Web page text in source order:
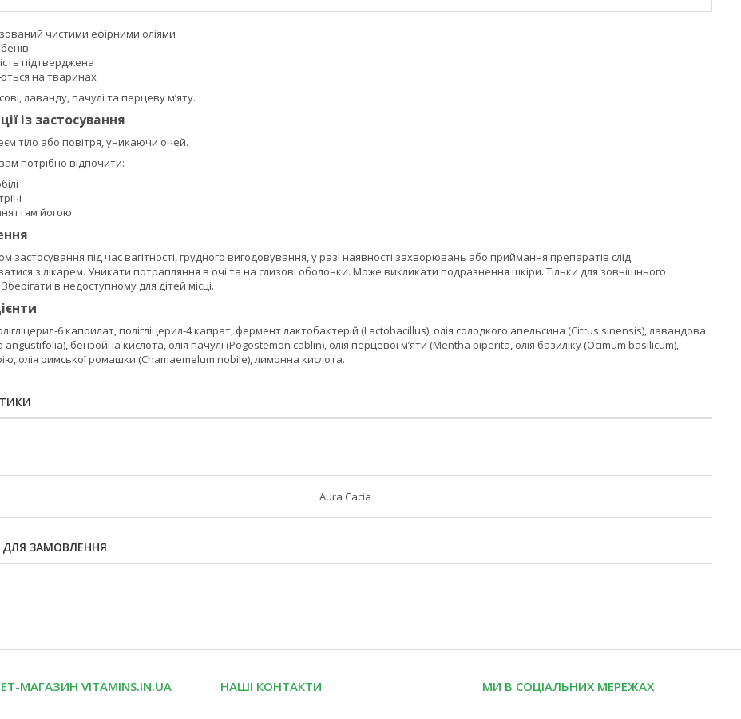
чистими ефірними оліями
підтверджена
на тваринах
лаванду, пачулі та перцеву м’яту.
із застосування
тіло або повітря, уникаючи очей.
потрібно відпочити:
йогою
застосування під час вагітності, грудного вигодовування, у разі наявності захворювань або приймання препаратів слід
з лікарем. Уникати потрапляння в очі та на слизові оболонки. Може викликати подразнення шкіри. Тільки для зовнішнього
в недоступному для дітей місці.
6 каприлат, полігліцерил-4 капрат, фермент лактобактерій (Lactobacillus), олія солодкого апельсина (Citrus sinensis), лавандова
angustifolia), бензойна кислота, олія пачулі (Pogostemon cablin), олія перцевої м’яти (Mentha piperita, олія базиліку (Ocimum basilicum),
олія римської ромашки (Chamaemelum nobile), лимонна кислота.
Aura Cacia
ДЛЯ ЗАМОВЛЕННЯ
МАГАЗИН VITAMINS.IN.UA НАШІ КОНТАКТИ МИ В СОЦІАЛЬНИХ МЕРЕЖАХ